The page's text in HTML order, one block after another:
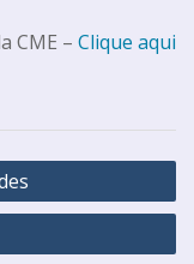
CME – Clique aqui